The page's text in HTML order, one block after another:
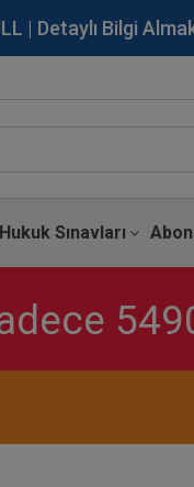
| Detaylı Bilgi
Hukuk Sınavları